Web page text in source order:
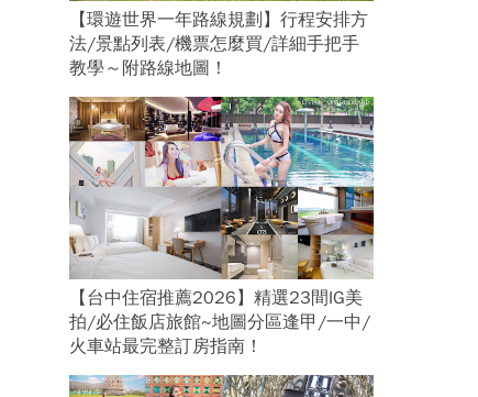
【環遊世界一年路線規劃】行程安排方
法/景點列表/機票怎麼買/詳細手把手
教學～附路線地圖！
【台中住宿推薦2026】精選23間IG美
拍/必住飯店旅館~地圖分區逢甲/一中/
火車站最完整訂房指南！